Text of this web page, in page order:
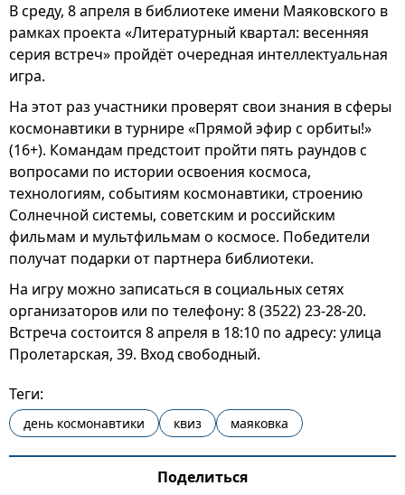
В среду, 8 апреля в библиотеке имени Маяковского в
рамках проекта «Литературный квартал: весенняя
серия встреч» пройдёт очередная интеллектуальная
игра.
На этот раз участники проверят свои знания в сферы
космонавтики в турнире «Прямой эфир с орбиты!»
(16+). Командам предстоит пройти пять раундов с
вопросами по истории освоения космоса,
технологиям, событиям космонавтики, строению
Солнечной системы, советским и российским
фильмам и мультфильмам о космосе. Победители
получат подарки от партнера библиотеки.
На игру можно записаться в социальных сетях
организаторов или по телефону: 8 (3522) 23-28-20.
Встреча состоится 8 апреля в 18:10 по адресу: улица
Пролетарская, 39. Вход свободный.
Теги:
день космонавтики квиз маяковка
Поделиться